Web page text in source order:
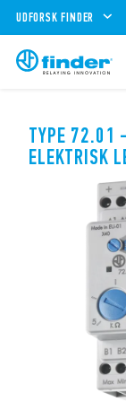
UDFORSK FINDER
TYPE 72.01
ELEKTRISK